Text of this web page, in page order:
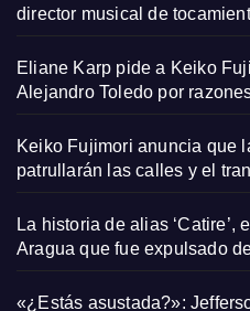
director musical de
Eliane Karp pide a Keiko
Alejandro Toledo por
Keiko Fujimori anuncia que
patrullarán las calles y el
La historia de alias ‘Catire’,
Aragua que fue expulsado
«¿Estás asustada?»: